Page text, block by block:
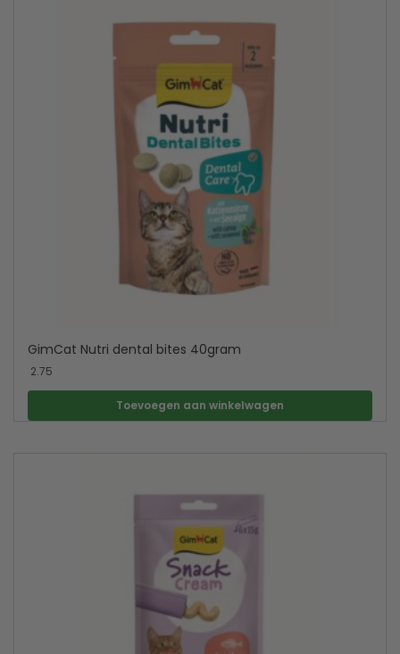
GimCat Nutri dental bites 40gram
2.75
Toevoegen aan winkelwagen